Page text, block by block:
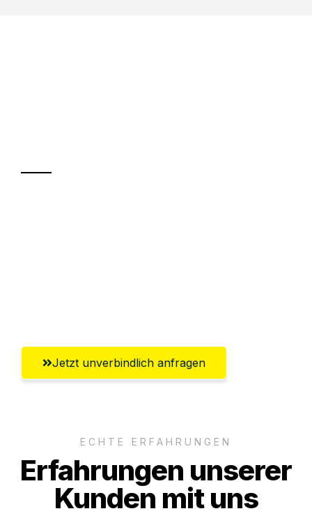
Jetzt unverbindlich anfragen
ECHTE ERFAHRUNGEN
Erfahrungen unserer
Kunden mit uns